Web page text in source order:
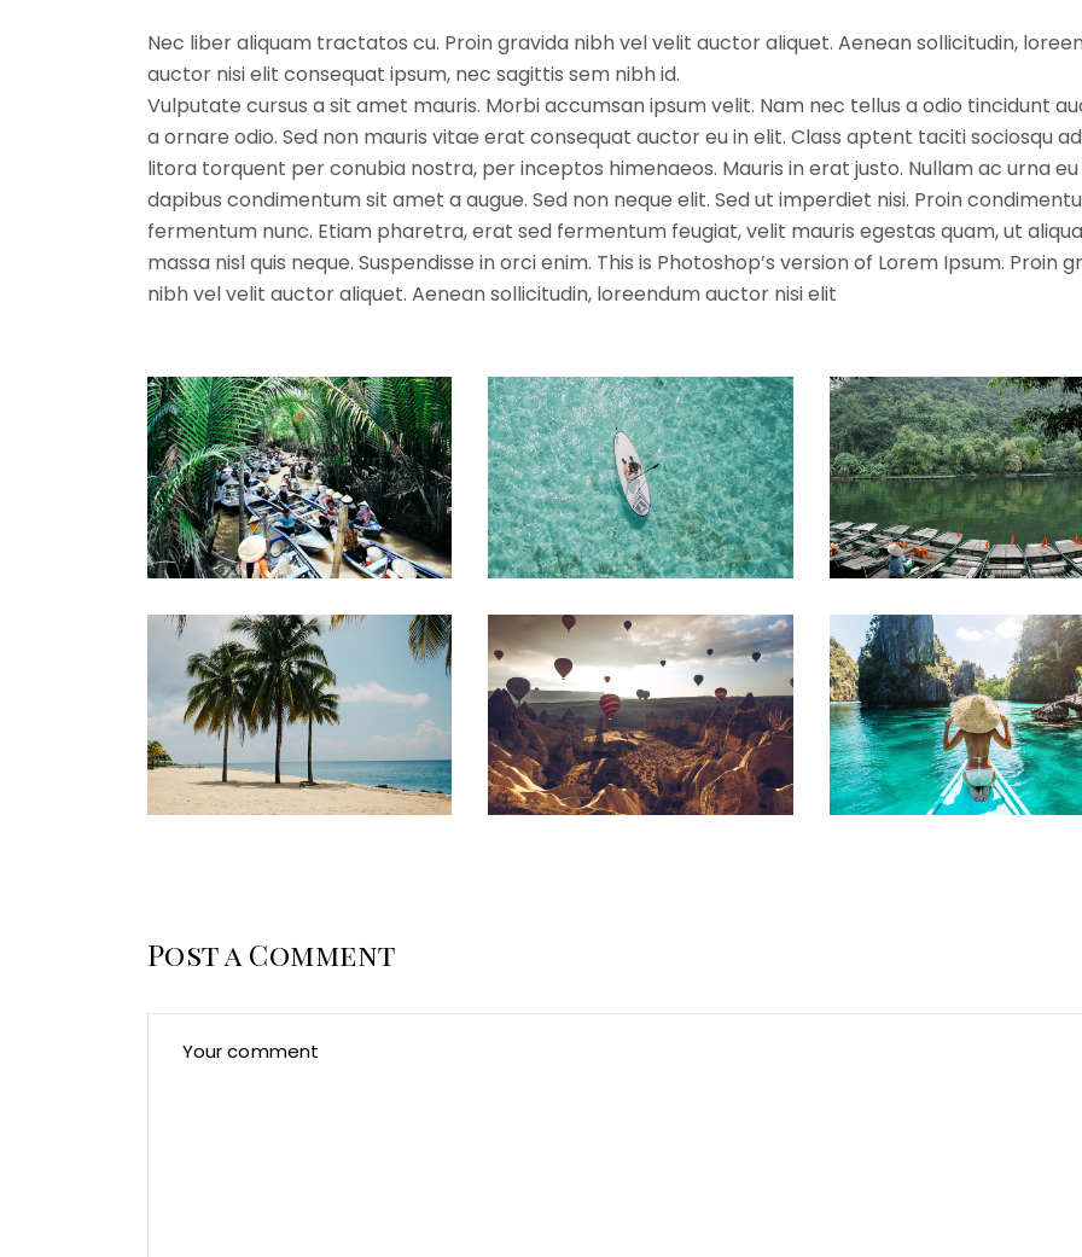
Nec liber aliquam tractatos cu. Proin gravida nibh vel velit auctor aliquet. Aenean sollicitudin,
auctor nisi elit consequat ipsum, nec sagittis sem nibh id.
Vulputate cursus a sit amet mauris. Morbi accumsan ipsum velit. Nam nec tellus a odio tincidunt
a ornare odio. Sed non mauris vitae erat consequat auctor eu in elit. Class aptent taciti sociosqu ad
litora torquent per conubia nostra, per inceptos himenaeos. Mauris in erat justo. Nullam ac urna
dapibus condimentum sit amet a augue. Sed non neque elit. Sed ut imperdiet nisi. Proin
fermentum nunc. Etiam pharetra, erat sed fermentum feugiat, velit mauris egestas quam, ut
massa nisl quis neque. Suspendisse in orci enim. This is Photoshop’s version of Lorem Ipsum. Proin
nibh vel velit auctor aliquet. Aenean sollicitudin, loreendum auctor nisi elit
Post a Comment